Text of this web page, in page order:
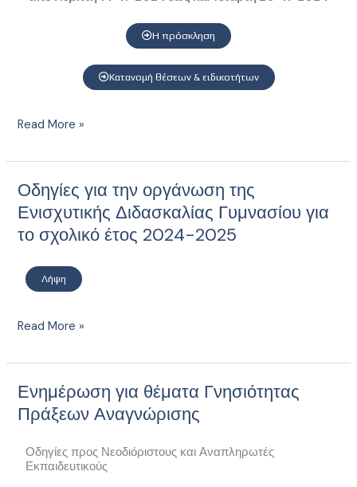
Η πρόσκληση
Κατανομή θέσεων & ειδικοτήτων
Read More »
Οδηγίες για την οργάνωση της
Ενισχυτικής Διδασκαλίας Γυμνασίου για
το σχολικό έτος 2024-2025
Λήψη
Οδηγίες
για
οργάνωση
της
Ενισχυτικής
Γυμνασίου
το
έτος
2024-
Read More »
Ενημέρωση για θέματα Γνησιότητας
Πράξεων Αναγνώρισης
Οδηγίες προς Νεοδιόριστους και Αναπληρωτές
Εκπαιδευτικούς
Ενημέρωση
για
θέματα
Γνησιότητας
Πράξεων